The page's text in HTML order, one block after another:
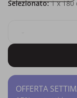
Selezionato: 1x 180
OFFERTA